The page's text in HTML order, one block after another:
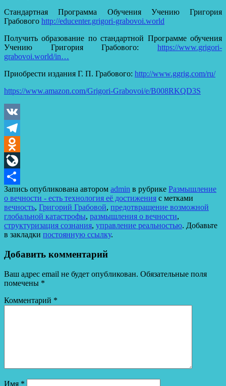
Стандартная Программа Обучения Учению Григория
Грабового http://educenter.grigori-grabovoi.world
Получить образование по стандартной Программе обучения
Учению Григория Грабового: https://www.grigori-
grabovoi.world/in…
Приобрести издания Г. П. Грабового: http://www.ggrig.com/ru/
https://www.amazon.com/Grigori-Grabovoi/e/B008RKQD3S
VK
Telegram
Odnoklassniki
LiveJournal
Отправить
Запись опубликована автором admin в рубрике Размышление
о вечности - есть технология её достижения с метками
вечность, Григорий Грабовой, предотвращение возможной
глобальной катастрофы, размышления о вечности,
структуризация сознания, управление реальностью. Добавьте
в закладки постоянную ссылку.
Добавить комментарий
Ваш адрес email не будет опубликован. Обязательные поля
помечены *
Комментарий *
Имя *